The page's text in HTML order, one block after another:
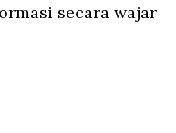
secara wajar